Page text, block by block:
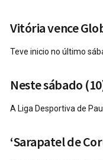
Vitória vence
Teve inicio no último
Neste sábado
A Liga Desportiva de
‘Sarapatel de